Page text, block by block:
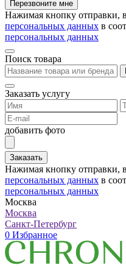
Перезвоните мне
Нажимая кнопку отправки,
персональных данных в
персональных данных
Поиск товара
Заказать услугу
добавить фото
Заказать
Нажимая кнопку отправки,
персональных данных в
персональных данных
Москва
Москва
Санкт-Петербург
0 Избранное